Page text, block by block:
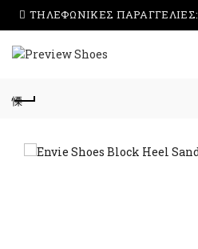
ΤΗΛΕΦΩΝΙΚΕΣ ΠΑΡΑΓΓΕΛΙΕΣ: